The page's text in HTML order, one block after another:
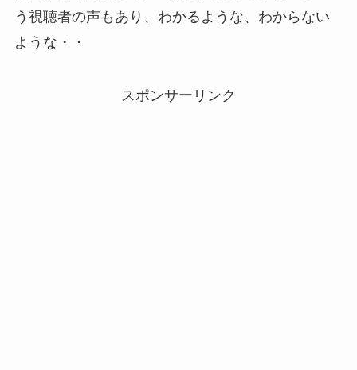
う視聴者の声もあり、わかるような、わからない
ような・・
スポンサーリンク